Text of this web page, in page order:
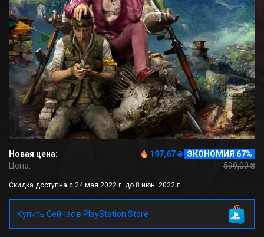
Новая цена: 197,67 ₴ ЭКОНОМИЯ 67%
Цена:
599,00 ₴
Скидка доступна с 24 мая 2022 г. до 8 июн. 2022 г.
Купить Сейчас в PlayStation Store